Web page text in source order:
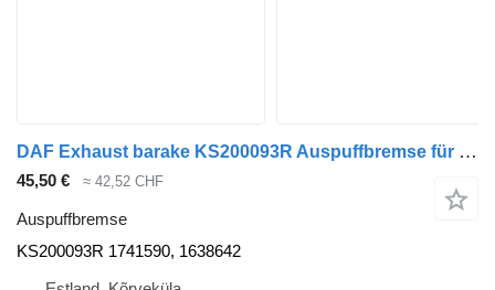
DAF Exhaust barake KS200093R Auspuffbremse für DAF XF105-460 Sattelzugmaschine
45,50 € ≈ 42,52 CHF
Auspuffbremse
KS200093R 1741590, 1638642